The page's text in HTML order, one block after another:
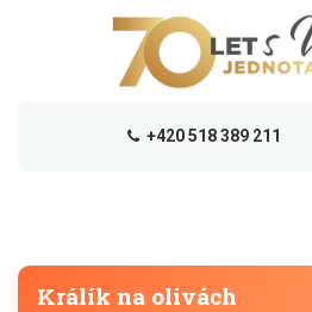
+420 518 389 211
Králík na olivách